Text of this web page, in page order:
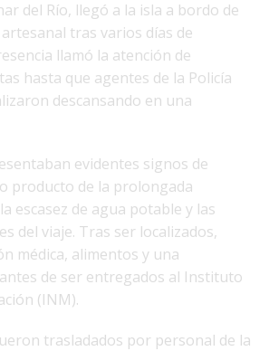
del Río, llegó a la isla a bordo de
tras varios días de
llamó la atención de
hasta que agentes de la Policía
descansando en una
evidentes signos de
producto de la prolongada
escasez de agua potable y las
del viaje. Tras ser localizados,
médica, alimentos y una
de ser entregados al Instituto
(INM).
trasladados por personal de la